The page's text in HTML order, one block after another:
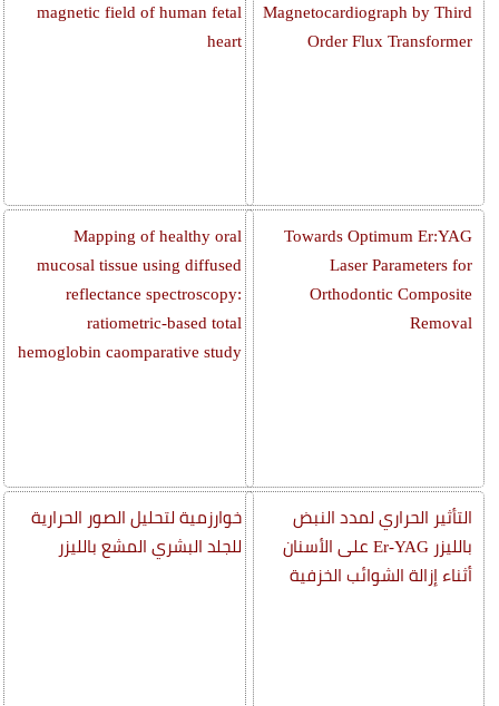
Magnetocardiograph by Third
Order Flux Transformer
Towards Optimum Er:YAG
Laser Parameters for
Orthodontic Composite
Removal
التأثير الحراري لمدد النبض
بالليزر Er-YAG على الأسنان
أثناء إزالة الشوائب الخزفية
magnetic field of human fetal
heart
Mapping of healthy oral
mucosal tissue using diffused
reflectance spectroscopy:
ratiometric-based total
hemoglobin caomparative study
خوارزمية لتحليل الصور الحرارية
للجلد البشري المشع بالليزر